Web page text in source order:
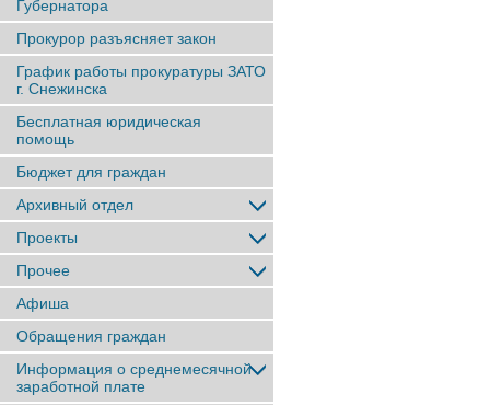
Губернатора
Прокурор разъясняет закон
График работы прокуратуры ЗАТО
г. Снежинска
Бесплатная юридическая
помощь
Бюджет для граждан
Архивный отдел
Проекты
Прочее
Афиша
Обращения граждан
Информация о среднемесячной
заработной плате